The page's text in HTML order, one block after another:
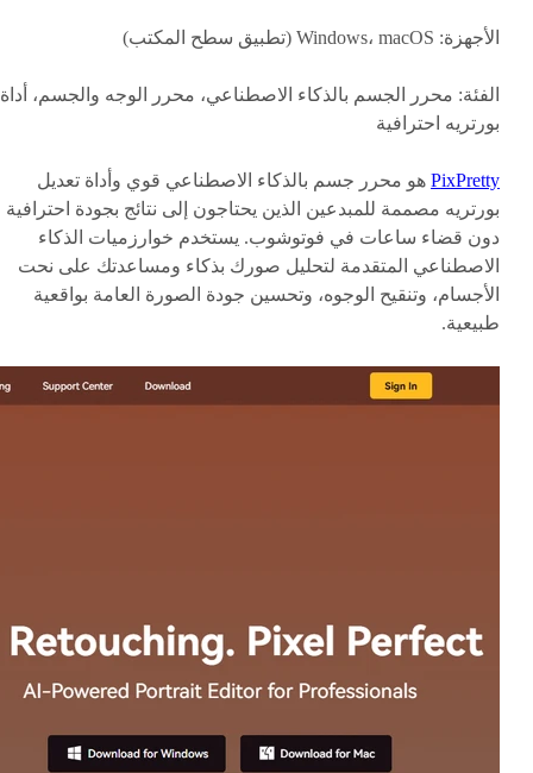
الأجهزة: Windows، macOS (تطبيق سطح المكتب)
الفئة: محرر الجسم بالذكاء الاصطناعي، محرر الوجه والجسم، أداة
بورتريه احترافية
PixPretty هو محرر جسم بالذكاء الاصطناعي قوي وأداة تعديل
بورتريه مصممة للمبدعين الذين يحتاجون إلى نتائج بجودة احترافية
دون قضاء ساعات في فوتوشوب. يستخدم خوارزميات الذكاء
الاصطناعي المتقدمة لتحليل صورك بذكاء ومساعدتك على نحت
الأجسام، وتنقيح الوجوه، وتحسين جودة الصورة العامة بواقعية
طبيعية.